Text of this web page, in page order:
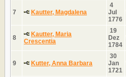
7 Kautter, Magdalena
4
Jul
1776
8
Kautter, Maria
Crescentia
19
Dez
1784
9 Kutter, Anna Barbara
30
Jan
1721